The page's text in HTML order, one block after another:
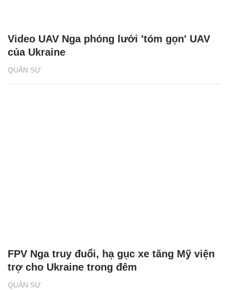
QUÂN SỰ
Video UAV Nga phóng lưới 'tóm gọn' UAV
của Ukraine
QUÂN SỰ
FPV Nga truy đuổi, hạ gục xe tăng Mỹ viện
trợ cho Ukraine trong đêm